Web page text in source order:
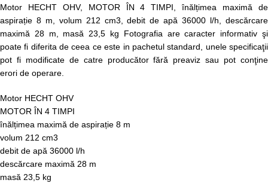
Motor HECHT OHV, MOTOR ÎN 4 TIMPI, înălțimea maximă de
aspirație 8 m, volum 212 cm3, debit de apă 36000 l/h, descărcare
maximă 28 m, masă 23,5 kg Fotografia are caracter informativ şi
poate fi diferita de ceea ce este in pachetul standard, unele specificaţii
pot fi modificate de catre producător fără preaviz sau pot conţine
erori de operare.
Motor HECHT OHV
MOTOR ÎN 4 TIMPI
înălțimea maximă de aspirație 8 m
volum 212 cm3
debit de apă 36000 l/h
descărcare maximă 28 m
masă 23,5 kg